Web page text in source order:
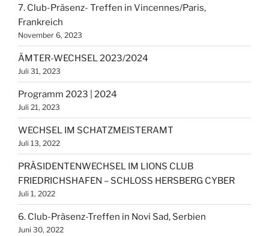
7. Club-Präsenz- Treffen in Vincennes/Paris,
Frankreich
November 6, 2023
ÄMTER-WECHSEL 2023/2024
Juli 31, 2023
Programm 2023 | 2024
Juli 21, 2023
WECHSEL IM SCHATZMEISTERAMT
Juli 13, 2022
PRÄSIDENTENWECHSEL IM LIONS CLUB
FRIEDRICHSHAFEN – SCHLOSS HERSBERG CYBER
Juli 1, 2022
6. Club-Präsenz-Treffen in Novi Sad, Serbien
Juni 30, 2022